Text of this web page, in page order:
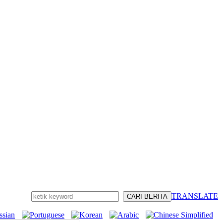
TRANSLATE